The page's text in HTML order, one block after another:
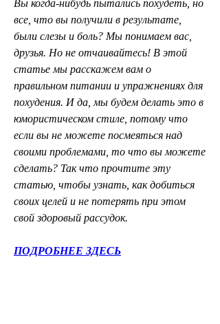
Вы когда-нибудь пытались похудеть, но
все, что вы получили в результате,
были слезы и боль? Мы понимаем вас,
друзья. Но не отчаивайтесь! В этой
статье мы расскажем вам о
правильном питании и упражнениях для
похудения. И да, мы будем делать это в
юмористическом стиле, потому что
если вы не можете посмеяться над
своими проблемами, то что вы можете
сделать? Так что прочтите эту
статью, чтобы узнать, как добиться
своих целей и не потерять при этом
свой здоровый рассудок.
ПОДРОБНЕЕ ЗДЕСЬ